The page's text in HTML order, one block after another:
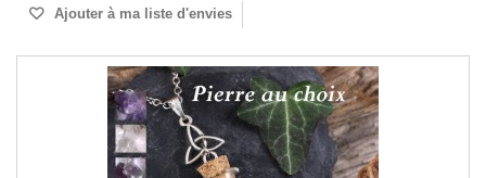
Ajouter à ma liste d'envies